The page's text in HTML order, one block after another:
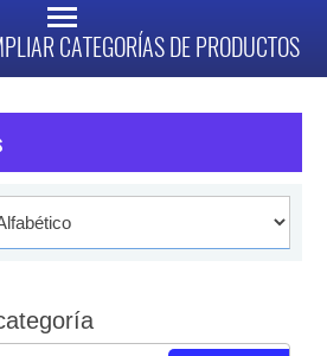
CATEGORÍAS DE PRODUCTOS